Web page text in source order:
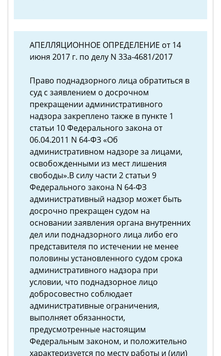
АПЕЛЛЯЦИОННОЕ ОПРЕДЕЛЕНИЕ от 14
июня 2017 г. по делу N 33а-4681/2017
Право поднадзорного лица обратиться в
суд с заявлением о досрочном
прекращении административного
надзора закреплено также в пункте 1
статьи 10 Федерального закона от
06.04.2011 N 64-ФЗ «Об
административном надзоре за лицами,
освобожденными из мест лишения
свободы».В силу части 2 статьи 9
Федерального закона N 64-ФЗ
административный надзор может быть
досрочно прекращен судом на
основании заявления органа внутренних
дел или поднадзорного лица либо его
представителя по истечении не менее
половины установленного судом срока
административного надзора при
условии, что поднадзорное лицо
добросовестно соблюдает
административные ограничения,
выполняет обязанности,
предусмотренные настоящим
Федеральным законом, и положительно
характеризуется по месту работы и (или)